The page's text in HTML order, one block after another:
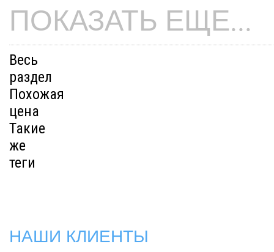
ПОКАЗАТЬ ЕЩЕ...
Весь
раздел
Похожая
цена
Такие
же
теги
НАШИ КЛИЕНТЫ